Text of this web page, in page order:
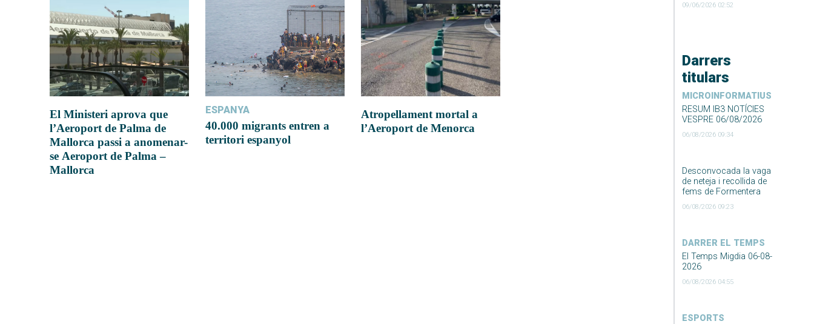
09/06/2026 02:52
Darrers
titulars
MICROINFORMATIUS
RESUM IB3 NOTÍCIES
VESPRE 06/08/2026
06/08/2026 09:34
Desconvocada la vaga
de neteja i recollida de
fems de Formentera
06/08/2026 09:23
DARRER EL TEMPS
El Temps Migdia 06-08-
2026
06/08/2026 04:55
ESPORTS
El Ministeri aprova que
l’Aeroport de Palma de
Mallorca passi a anomenar-
se Aeroport de Palma –
Mallorca
ESPANYA
40.000 migrants entren a
territori espanyol
Atropellament mortal a
l’Aeroport de Menorca